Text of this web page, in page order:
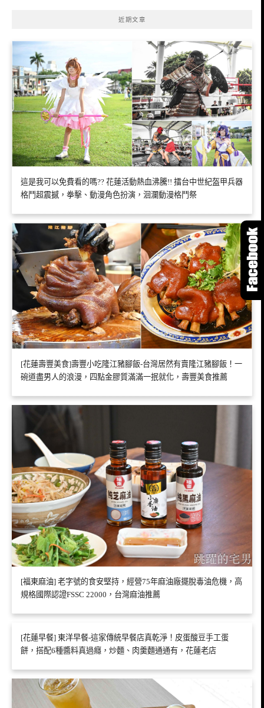
近期文章
這是我可以免費看的嗎?? 花蓮活動熱血沸騰!! 擂台中世紀盔甲兵器
格鬥超震撼，拳擊、動漫角色扮演，洄瀾動漫格鬥祭
[花蓮壽豐美食]壽豐小吃隆江豬腳飯-台灣居然有賣隆江豬腳飯！一
碗道盡男人的浪漫，四點金膠質滿滿一抿就化，壽豐美食推薦
[福東麻油] 老字號的食安堅持，經營75年麻油廠擺脫毒油危機，高
規格國際認證FSSC 22000，台灣麻油推薦
[花蓮早餐] 東洋早餐-這家傳統早餐店真乾淨！皮蛋酸豆手工蛋
餅，搭配6種醬料真過癮，炒麵、肉羹麵通通有，花蓮老店